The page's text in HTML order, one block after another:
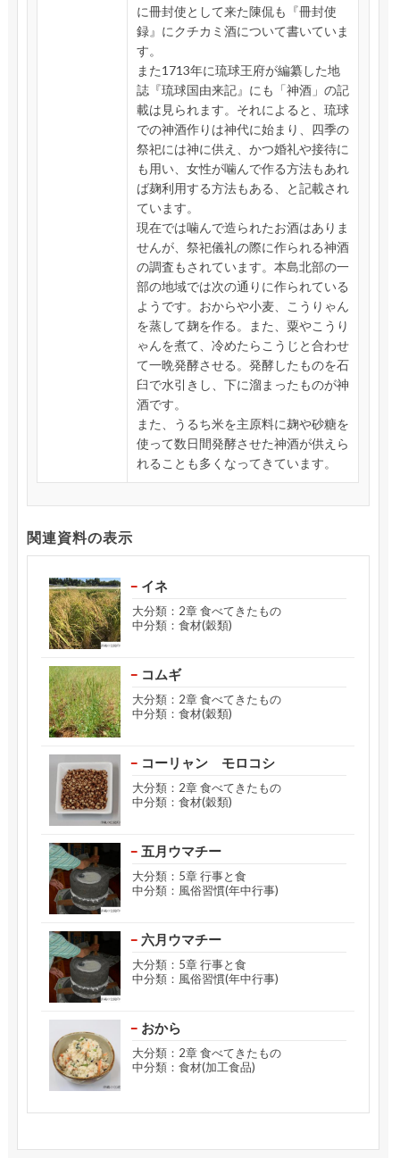
に冊封使として来た陳侃も『冊封使
録』にクチカミ酒について書いていま
す。
また1713年に琉球王府が編纂した地
誌『琉球国由来記』にも「神酒」の記
載は見られます。それによると、琉球
での神酒作りは神代に始まり、四季の
祭祀には神に供え、かつ婚礼や接待に
も用い、女性が噛んで作る方法もあれ
ば麹利用する方法もある、と記載され
ています。
現在では噛んで造られたお酒はありま
せんが、祭祀儀礼の際に作られる神酒
の調査もされています。本島北部の一
部の地域では次の通りに作られている
ようです。おからや小麦、こうりゃん
を蒸して麹を作る。また、粟やこうり
ゃんを煮て、冷めたらこうじと合わせ
て一晩発酵させる。発酵したものを石
臼で水引きし、下に溜まったものが神
酒です。
また、うるち米を主原料に麹や砂糖を
使って数日間発酵させた神酒が供えら
れることも多くなってきています。
関連資料の表示
イネ
大分類：2章 食べてきたもの
中分類：食材(穀類)
コムギ
大分類：2章 食べてきたもの
中分類：食材(穀類)
コーリャン モロコシ
大分類：2章 食べてきたもの
中分類：食材(穀類)
五月ウマチー
大分類：5章 行事と食
中分類：風俗習慣(年中行事)
六月ウマチー
大分類：5章 行事と食
中分類：風俗習慣(年中行事)
おから
大分類：2章 食べてきたもの
中分類：食材(加工食品)